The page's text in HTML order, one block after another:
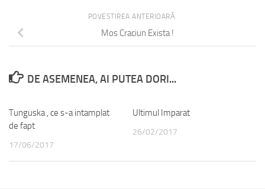
POVESTIREA ANTERIOARĂ
Mos Craciun Exista !
DE ASEMENEA, AI PUTEA DORI...
Tunguska , ce s-a intamplat
de fapt
17/06/2017
Ultimul Imparat
26/02/2017